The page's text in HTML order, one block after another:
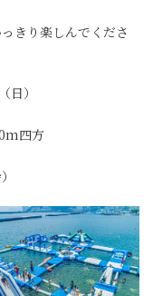
きり楽しんでくださ
日）
四方